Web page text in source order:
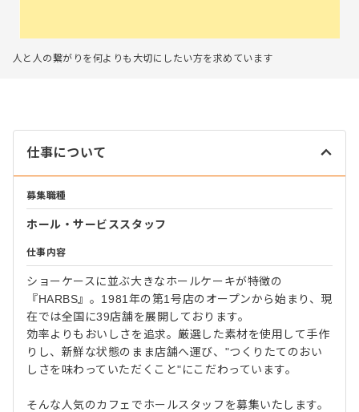
人と人の繋がりを何よりも大切にしたい方を求めています
仕事について
募集職種
ホール・サービススタッフ
仕事内容
ショーケースに並ぶ大きなホールケーキが特徴の
『HARBS』。1981年の第1号店のオープンから始まり、現
在では全国に39店舗を展開しております。
効率よりもおいしさを追求。厳選した素材を使用して手作
りし、新鮮な状態のまま店舗へ運び、"つくりたてのおい
しさを味わっていただくこと"にこだわっています。
そんな人気のカフェでホールスタッフを募集いたします。